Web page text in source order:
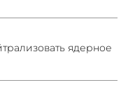
ядерное